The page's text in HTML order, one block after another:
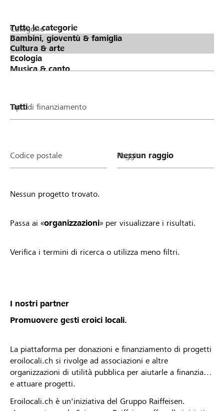
Categorie
Tipo di finanziamento
Codice postale Raggio
Nessun progetto trovato.
Passa ai «organizzazioni» per visualizzare i risultati.
Verifica i termini di ricerca o utilizza meno filtri.
I nostri partner
Promuovere gesti eroici locali.
La piattaforma per donazioni e finanziamento di progetti
eroilocali.ch si rivolge ad associazioni e altre
organizzazioni di utilità pubblica per aiutarle a finanziare
e attuare progetti.
Eroilocali.ch è un'iniziativa del Gruppo Raiffeisen.